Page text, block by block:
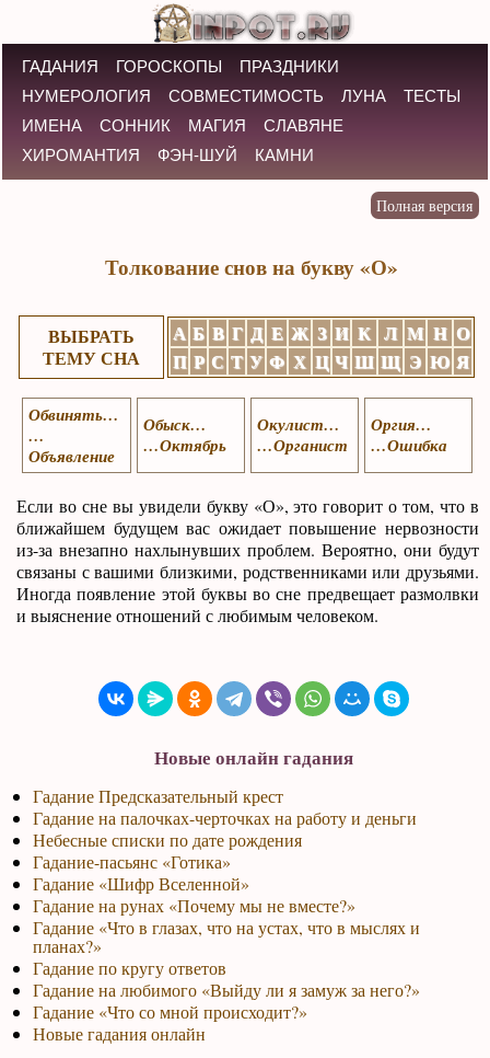
ГАДАНИЯ ГОРОСКОПЫ
ПРАЗДНИКИ
НУМЕРОЛОГИЯ
СОВМЕСТИМОСТЬ ЛУНА
ТЕСТЫ
ИМЕНА
СОННИК МАГИЯ
СЛАВЯНЕ
ХИРОМАНТИЯ
ФЭН-ШУЙ КАМНИ
Толкование снов на букву «О»
ВЫБРАТЬ
ТЕМУ СНА
А Б В Г Д Е Ж З И К Л М Н О
П Р С Т У Ф Х Ц Ч Ш Щ Э Ю Я
Обвинять…
…
Объявление
Обыск…
…Октябрь
Окулист…
…Органист
Оргия…
…Ошибка
Если во сне вы увидели букву «О», это говорит о том, что в
ближайшем будущем вас ожидает повышение нервозности
из-за внезапно нахлынувших проблем. Вероятно, они будут
связаны с вашими близкими, родственниками или друзьями.
Иногда появление этой буквы во сне предвещает размолвки
и выяснение отношений с любимым человеком.
Новые онлайн гадания
Гадание Предсказательный крест
Гадание на палочках-черточках на работу и деньги
Небесные списки по дате рождения
Гадание-пасьянс «Готика»
Гадание «Шифр Вселенной»
Гадание на рунах «Почему мы не вместе?»
Гадание «Что в глазах, что на устах, что в мыслях и
планах?»
Гадание по кругу ответов
Гадание на любимого «Выйду ли я замуж за него?»
Гадание «Что со мной происходит?»
Новые гадания онлайн